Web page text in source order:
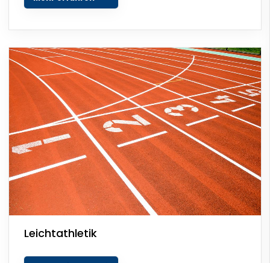
Leichtathletik